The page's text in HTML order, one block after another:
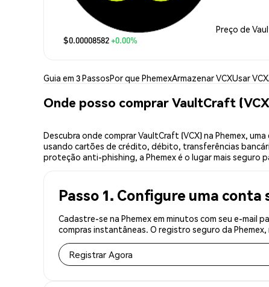
Preço de
$0.00008582+0.00%
Guia em 3 PassosPor que PhemexArmazenar VCXUsar VCX
Onde posso comprar VaultCraft
Descubra onde comprar VaultCraft (VCX) na Phemex,
usando cartões de crédito, débito, transferências
proteção anti-phishing, a Phemex é o lugar mais seguro
Passo 1. Configure uma conta
Cadastre-se na Phemex em minutos com seu e-mail
compras instantâneas. O registro seguro da
Registrar Agora